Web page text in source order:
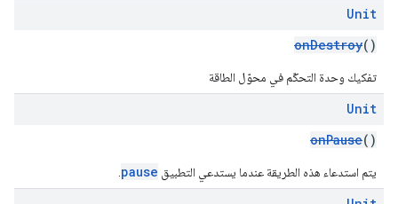
Unit
onDestroy()
تفكيك وحدة التحكّم في محوّل الطاقة
Unit
onPause()
يتم استدعاء هذه الطريقة عندما يستدعي التطبيق pause